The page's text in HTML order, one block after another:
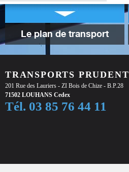
Le plan de transport
TRANSPORTS PRUDENT
201 Rue des Lauriers - ZI Bois de Chize - B.P.28
71502 LOUHANS Cedex
Tél. 03 85 76 44 11